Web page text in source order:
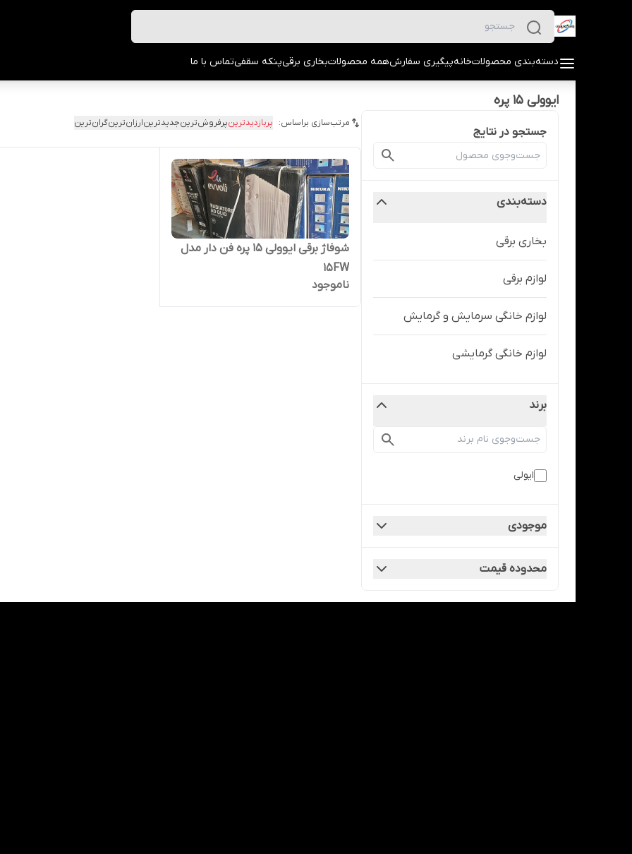
دسته‌بندی محصولاتخانهپیگیری سفارشهمه محصولاتبخاری برقیپنکه سقفیتماس با ما
ایوولی 15 پره
جستجو در نتایج
دسته‌بندی
بخاری برقی
لوازم برقی
لوازم خانگی سرمایش و گرمایش
لوازم خانگی گرمایشی
برند
ایولی
موجودی
محدوده قیمت
مرتب‌سازی براساس: پربازدیدترینپرفروش‌ترینجدیدترینارزان‌ترینگران‌ترین
شوفاژ برقی ایوولی ۱۵ پره فن دار مدل
15FW
ناموجود